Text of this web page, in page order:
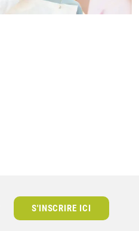
S'INSCRIRE ICI